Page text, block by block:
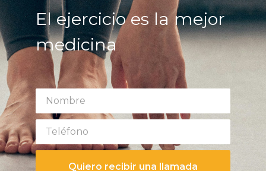
El ejercicio es la mejor
medicina
Quiero recibir una llamada